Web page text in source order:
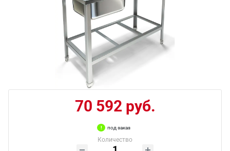
70 592 руб.
под заказ
Количество